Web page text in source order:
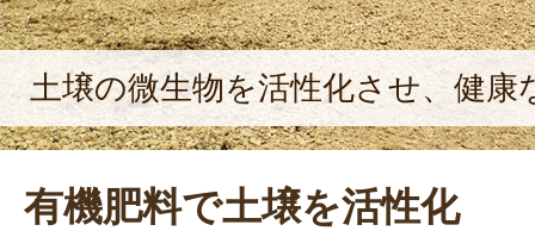
土壌の微生物を活性化させ、健康
有機肥料で土壌を活性化